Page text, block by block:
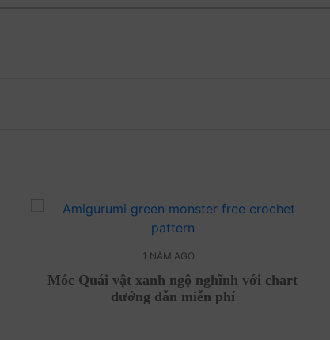
1 NĂM AGO
Móc Quái vật xanh ngộ nghĩnh với chart
dướng dẫn miễn phí